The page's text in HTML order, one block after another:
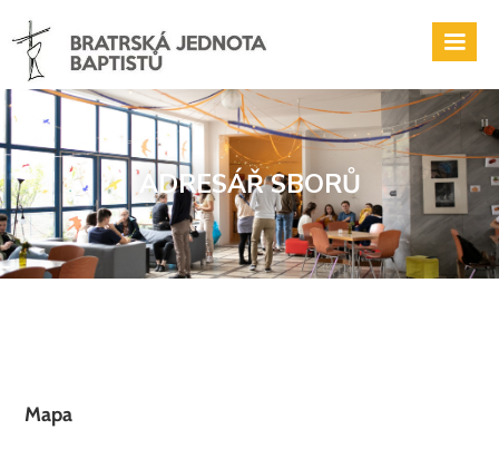
ADRESÁŘ SBORŮ
Mapa